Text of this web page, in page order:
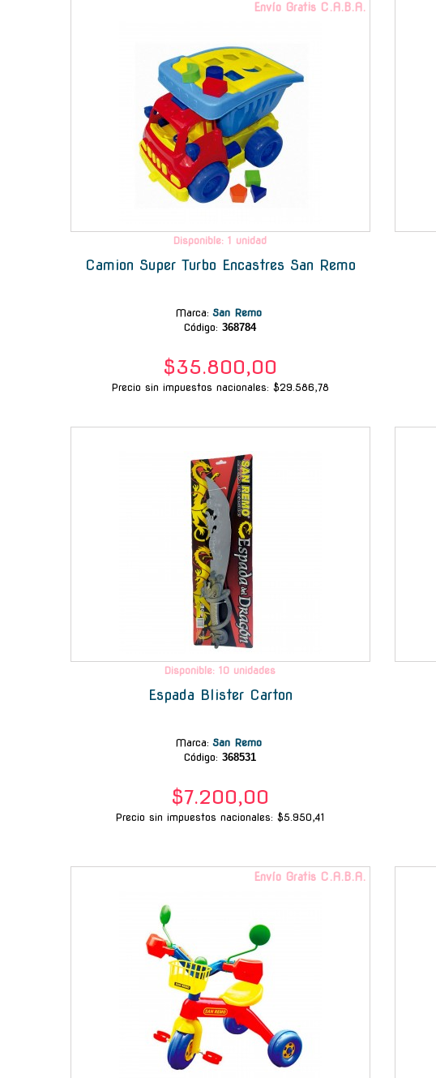
Envío Gratis C.A.B.A.
Disponible: 1 unidad
Camion Super Turbo Encastres San Remo
Marca: San Remo
Código: 368784
$35.800,00
Precio sin impuestos nacionales: $29.586,78
Disponible: 10 unidades
Espada Blister Carton
Marca: San Remo
Código: 368531
$7.200,00
Precio sin impuestos nacionales: $5.950,41
Envío Gratis C.A.B.A.